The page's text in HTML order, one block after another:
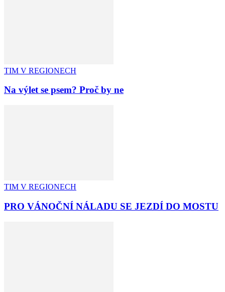
TIM V REGIONECH
Na výlet se psem? Proč by ne
TIM V REGIONECH
PRO VÁNOČNÍ NÁLADU SE JEZDÍ DO MOSTU